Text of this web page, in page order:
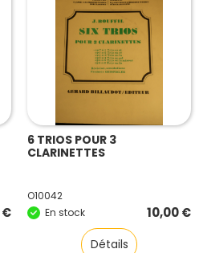
€
6 TRIOS POUR 3
CLARINETTES
O10042
En stock
10,00€
Détails